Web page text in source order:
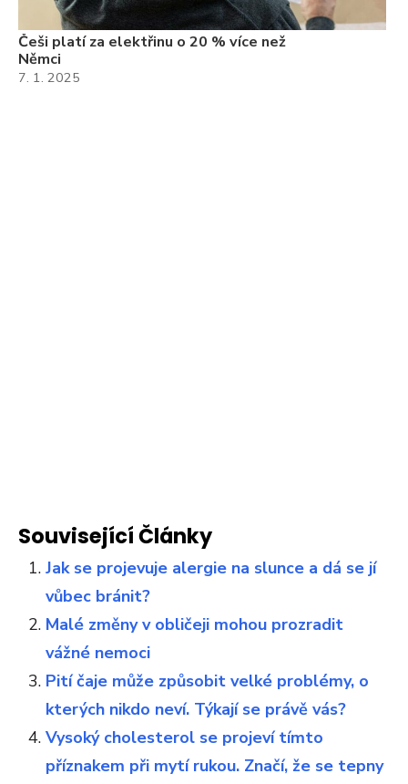
Češi platí za elektřinu o 20 % více než
Němci
7. 1. 2025
Související Články
Jak se projevuje alergie na slunce a dá se jí
vůbec bránit?
Malé změny v obličeji mohou prozradit
vážné nemoci
Pití čaje může způsobit velké problémy, o
kterých nikdo neví. Týkají se právě vás?
Vysoký cholesterol se projeví tímto
příznakem při mytí rukou. Značí, že se tepny